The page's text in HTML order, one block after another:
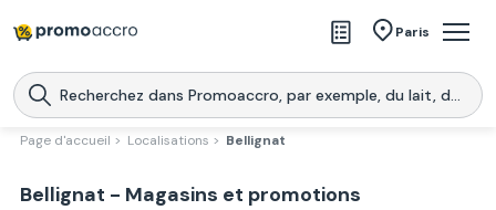
Paris
Magasins
Produits
Promoaccro
l'application
Page d'accueil > Localisations > Bellignat
Bellignat - Magasins et promotions